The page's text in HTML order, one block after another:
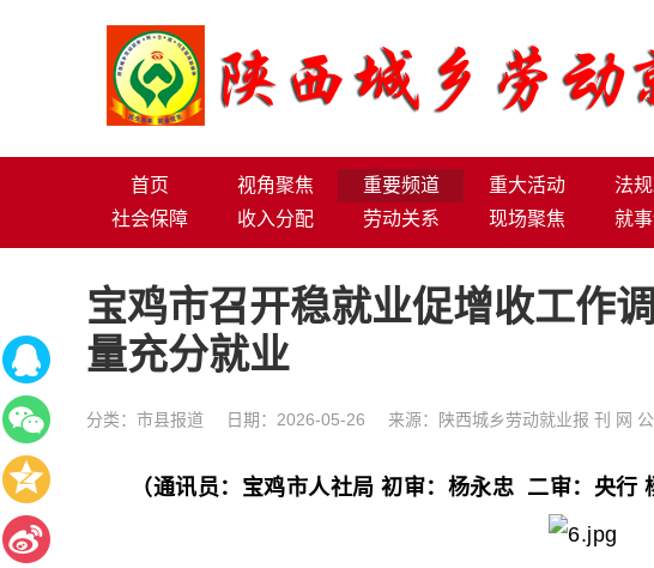
首页 视角聚焦 重要频道 重大活动 法
社会保障
收入分配 劳动关系 现场聚焦 就
宝鸡市召开稳就业促增收工作
量充分就业
分类： 市县报道 日期：2026-05-26 来源：陕西城乡劳动就业报 刊 网
（通讯员：宝鸡市人社局 初审：杨永忠 二审：央行